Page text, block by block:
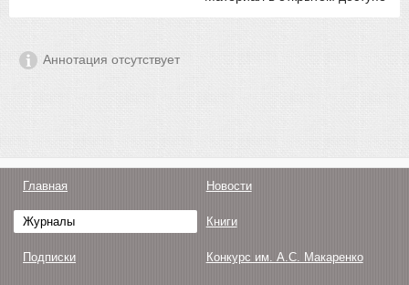
Аннотация отсутствует
Главная Новости
Журналы Книги
Подписки Конкурс им. А.С. Макаренко